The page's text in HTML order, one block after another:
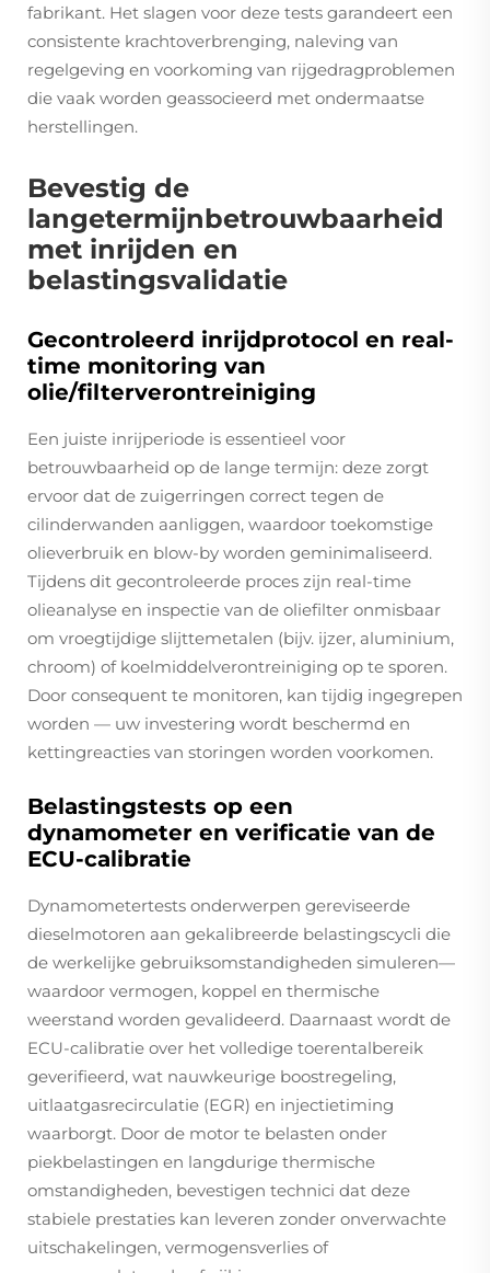
fabrikant. Het slagen voor deze tests garandeert een
consistente krachtoverbrenging, naleving van
regelgeving en voorkoming van rijgedragproblemen
die vaak worden geassocieerd met ondermaatse
herstellingen.
Bevestig de
langetermijnbetrouwbaarheid
met inrijden en
belastingsvalidatie
Gecontroleerd inrijdprotocol en real-
time monitoring van
olie/filterverontreiniging
Een juiste inrijperiode is essentieel voor
betrouwbaarheid op de lange termijn: deze zorgt
ervoor dat de zuigerringen correct tegen de
cilinderwanden aanliggen, waardoor toekomstige
olieverbruik en blow-by worden geminimaliseerd.
Tijdens dit gecontroleerde proces zijn real-time
olieanalyse en inspectie van de oliefilter onmisbaar
om vroegtijdige slijttemetalen (bijv. ijzer, aluminium,
chroom) of koelmiddelverontreiniging op te sporen.
Door consequent te monitoren, kan tijdig ingegrepen
worden — uw investering wordt beschermd en
kettingreacties van storingen worden voorkomen.
Belastingstests op een
dynamometer en verificatie van de
ECU-calibratie
Dynamometertests onderwerpen gereviseerde
dieselmotoren aan gekalibreerde belastingscycli die
de werkelijke gebruiksomstandigheden simuleren—
waardoor vermogen, koppel en thermische
weerstand worden gevalideerd. Daarnaast wordt de
ECU-calibratie over het volledige toerentalbereik
geverifieerd, wat nauwkeurige boostregeling,
uitlaatgasrecirculatie (EGR) en injectietiming
waarborgt. Door de motor te belasten onder
piekbelastingen en langdurige thermische
omstandigheden, bevestigen technici dat deze
stabiele prestaties kan leveren zonder onverwachte
uitschakelingen, vermogensverlies of